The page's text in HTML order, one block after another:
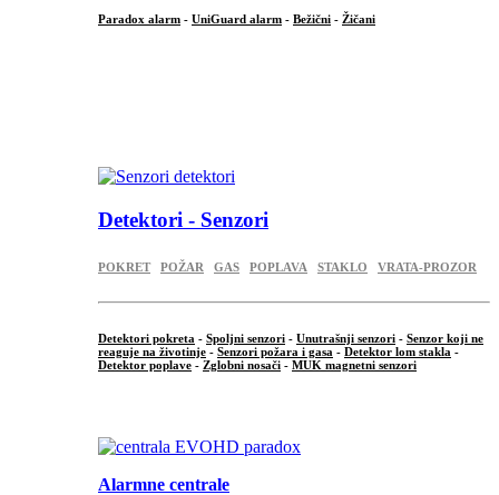
Paradox alarm - UniGuard alarm - Bežični - Žičani
Detektori - Senzori
POKRET POŽAR GAS POPLAVA STAKLO VRATA-PROZOR
Detektori pokreta - Spoljni senzori - Unutrašnji senzori - Senzor koji ne
reaguje na životinje - Senzori požara i gasa - Detektor lom stakla -
Detektor poplave - Zglobni nosači - MUK magnetni senzori
Alarmne centrale